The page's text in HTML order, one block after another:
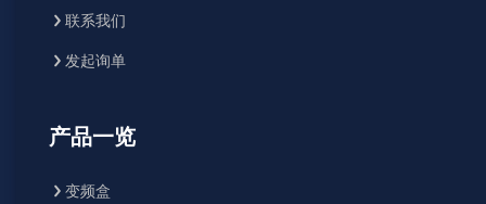
联系我们
发起询单
产品一览
变频盒